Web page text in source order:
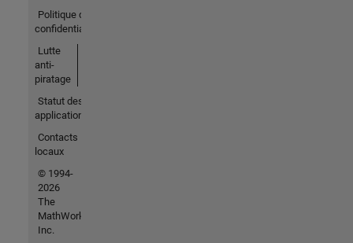
Politique de
confidentialité
Lutte
anti-
piratage
Statut des
applications
Contacts
locaux
© 1994-
2026
The
MathWorks,
Inc.